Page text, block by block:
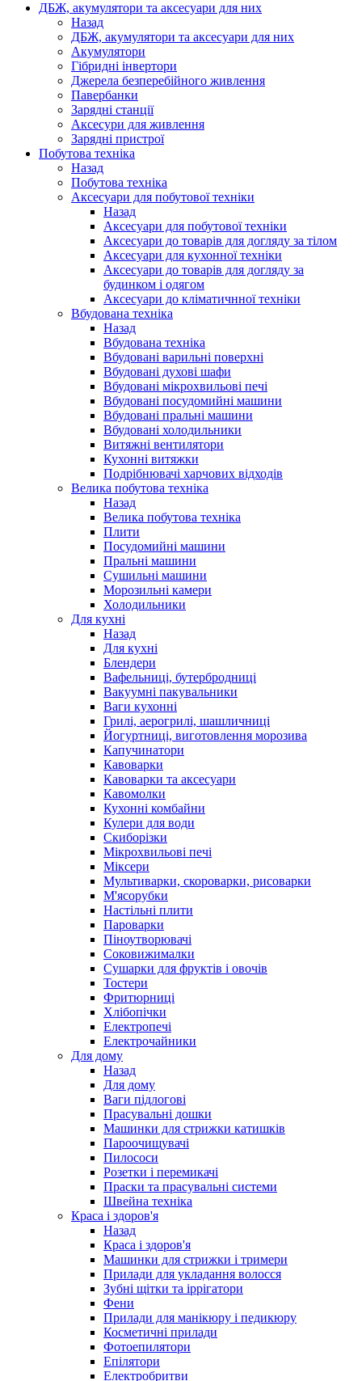
ДБЖ, акумулятори та аксесуари для них
Назад
ДБЖ, акумулятори та аксесуари для них
Акумулятори
Гібридні інвертори
Джерела безперебійного живлення
Павербанки
Зарядні станції
Аксесури для живлення
Зарядні пристрої
Побутова техніка
Назад
Побутова техніка
Аксесуари для побутової техніки
Назад
Аксесуари для побутової техніки
Аксесуари до товарів для догляду за тілом
Аксесуари для кухонної техніки
Аксесуари до товарів для догляду за
будинком і одягом
Аксесуари до кліматичнної техніки
Вбудована техніка
Назад
Вбудована техніка
Вбудовані варильні поверхні
Вбудовані духові шафи
Вбудовані мікрохвильові печі
Вбудовані посудомийні машини
Вбудовані пральні машини
Вбудовані холодильники
Витяжні вентилятори
Кухонні витяжки
Подрібнювачі харчових відходів
Велика побутова техніка
Назад
Велика побутова техніка
Плити
Посудомийні машини
Пральні машини
Сушильні машини
Морозильні камери
Холодильники
Для кухні
Назад
Для кухні
Блендери
Вафельниці, бутербродниці
Вакуумні пакувальники
Ваги кухонні
Грилі, аерогрилі, шашличниці
Йогуртниці, виготовлення морозива
Капучинатори
Кавоварки
Кавоварки та аксесуари
Кавомолки
Кухонні комбайни
Кулери для води
Скиборізки
Мікрохвильові печі
Міксери
Мультиварки, скороварки, рисоварки
М'ясорубки
Настільні плити
Пароварки
Піноутворювачі
Соковижималки
Сушарки для фруктів і овочів
Тостери
Фритюрниці
Хлібопічки
Електропечі
Електрочайники
Для дому
Назад
Для дому
Ваги підлогові
Прасувальні дошки
Машинки для стрижки катишків
Пароочищувачі
Пилососи
Розетки і перемикачі
Праски та прасувальні системи
Швейна техніка
Краса і здоров'я
Назад
Краса і здоров'я
Машинки для стрижки і тримери
Прилади для укладання волосся
Зубні щітки та іррігатори
Фени
Прилади для манікюру і педикюру
Косметичні прилади
Фотоепилятори
Епілятори
Електробритви